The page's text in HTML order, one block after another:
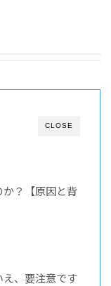
CLOSE
か？【原因と背
え、要注意です